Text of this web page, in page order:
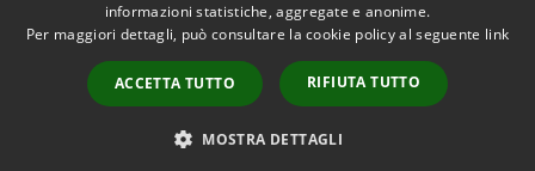
RSS
Accessibilità
Copyright © 2026 • Comune di
byMunicipium
Accesso
redazione
informazioni statistiche, aggregate e anonime.
Per maggiori dettagli, può consultare la cookie policy al seguente link
ACCETTA TUTTO RIFIUTA TUTTO
MOSTRA DETTAGLI